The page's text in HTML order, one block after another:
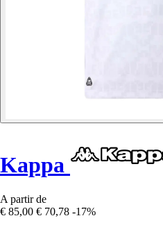
Kappa
A partir de
€ 85,00 € 70,78 -17%